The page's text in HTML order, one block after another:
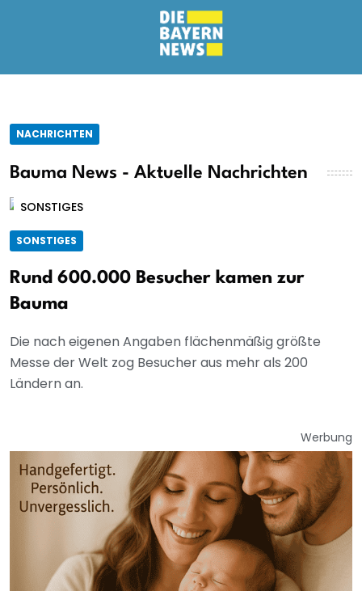
NACHRICHTEN
Bauma News - Aktuelle Nachrichten
SONSTIGES
SONSTIGES
Rund 600.000 Besucher kamen zur
Bauma
Die nach eigenen Angaben flächenmäßig größte
Messe der Welt zog Besucher aus mehr als 200
Ländern an.
Werbung